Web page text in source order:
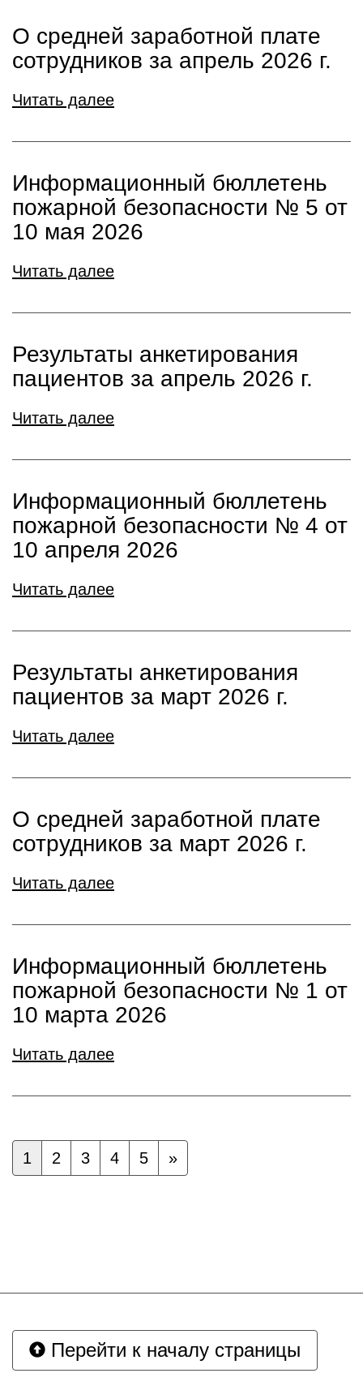
О средней заработной плате
сотрудников за апрель 2026 г.
Читать далее
Информационный бюллетень
пожарной безопасности № 5 от
10 мая 2026
Читать далее
Результаты анкетирования
пациентов за апрель 2026 г.
Читать далее
Информационный бюллетень
пожарной безопасности № 4 от
10 апреля 2026
Читать далее
Результаты анкетирования
пациентов за март 2026 г.
Читать далее
О средней заработной плате
сотрудников за март 2026 г.
Читать далее
Информационный бюллетень
пожарной безопасности № 1 от
10 марта 2026
Читать далее
1 2 3 4 5 »
Перейти к началу страницы